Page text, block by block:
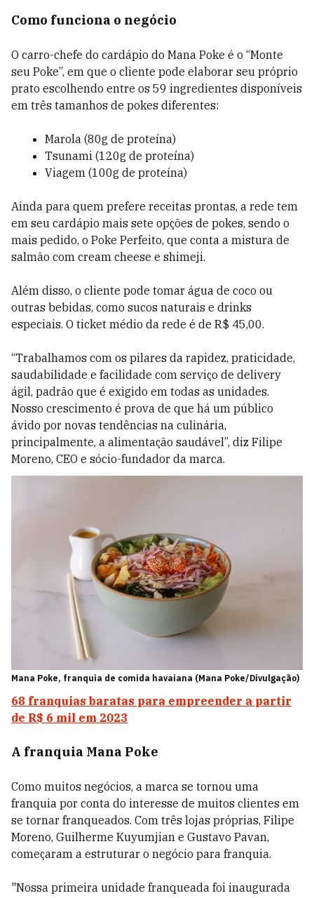
Como funciona o negócio
O carro-chefe do cardápio do Mana Poke é o “Monte
seu Poke”, em que o cliente pode elaborar seu próprio
prato escolhendo entre os 59 ingredientes disponíveis
em três tamanhos de pokes diferentes:
Marola (80g de proteína)
Tsunami (120g de proteína)
Viagem (100g de proteína)
Ainda para quem prefere receitas prontas, a rede tem
em seu cardápio mais sete opções de pokes, sendo o
mais pedido, o Poke Perfeito, que conta a mistura de
salmão com cream cheese e shimeji.
Além disso, o cliente pode tomar água de coco ou
outras bebidas, como sucos naturais e drinks
especiais. O ticket médio da rede é de R$ 45,00.
“Trabalhamos com os pilares da rapidez, praticidade,
saudabilidade e facilidade com serviço de delivery
ágil, padrão que é exigido em todas as unidades.
Nosso crescimento é prova de que há um público
ávido por novas tendências na culinária,
principalmente, a alimentação saudável”, diz Filipe
Moreno, CEO e sócio-fundador da marca.
Mana Poke, franquia de comida havaiana (Mana Poke/Divulgação)
68 franquias baratas para empreender a partir
de R$ 6 mil em 2023
A franquia Mana Poke
Como muitos negócios, a marca se tornou uma
franquia por conta do interesse de muitos clientes em
se tornar franqueados. Com três lojas próprias, Filipe
Moreno, Guilherme Kuyumjian e Gustavo Pavan,
começaram a estruturar o negócio para franquia.
"Nossa primeira unidade franqueada foi inaugurada